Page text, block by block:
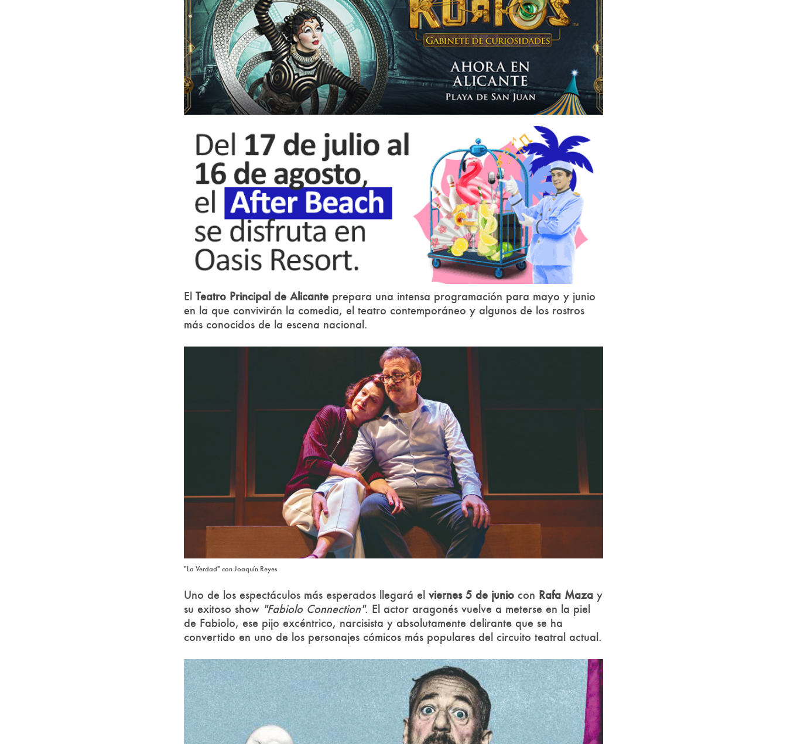
El Teatro Principal de Alicante prepara una intensa programación para mayo y junio
en la que convivirán la comedia, el teatro contemporáneo y algunos de los rostros
más conocidos de la escena nacional.
"La Verdad" con Joaquín Reyes
Uno de los espectáculos más esperados llegará el viernes 5 de junio con Rafa Maza y
su exitoso show "Fabiolo Connection". El actor aragonés vuelve a meterse en la piel
de Fabiolo, ese pijo excéntrico, narcisista y absolutamente delirante que se ha
convertido en uno de los personajes cómicos más populares del circuito teatral actual.